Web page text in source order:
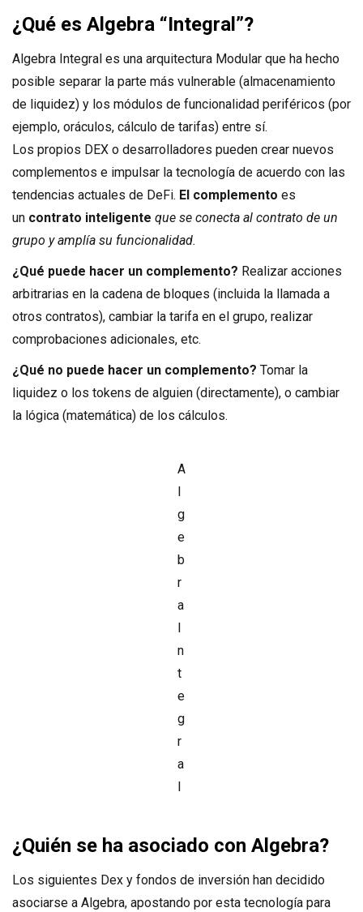
¿Qué es Algebra “Integral”?
Algebra Integral es una arquitectura Modular que ha hecho
posible separar la parte más vulnerable (almacenamiento
de liquidez) y los módulos de funcionalidad periféricos (por
ejemplo, oráculos, cálculo de tarifas) entre sí.
Los propios DEX o desarrolladores pueden crear nuevos
complementos e impulsar la tecnología de acuerdo con las
tendencias actuales de DeFi. El complemento es
un contrato inteligente que se conecta al contrato de un
grupo y amplía su funcionalidad.
¿Qué puede hacer un complemento? Realizar acciones
arbitrarias en la cadena de bloques (incluida la llamada a
otros contratos), cambiar la tarifa en el grupo, realizar
comprobaciones adicionales, etc.
¿Qué no puede hacer un complemento? Tomar la
liquidez o los tokens de alguien (directamente), o cambiar
la lógica (matemática) de los cálculos.
A
g
e
b
r
a
n
t
e
g
r
a
¿Quién se ha asociado con Algebra?
Los siguientes Dex y fondos de inversión han decidido
asociarse a Algebra, apostando por esta tecnología para